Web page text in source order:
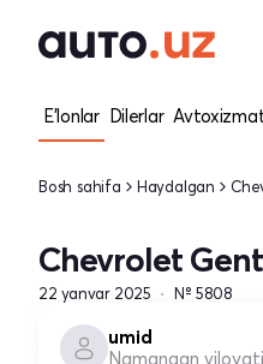
E'lonlar Dilerlar
Bosh sahifa Haydalgan
Chevrolet
22 yanvar 2025 № 5808
umid
Namangan